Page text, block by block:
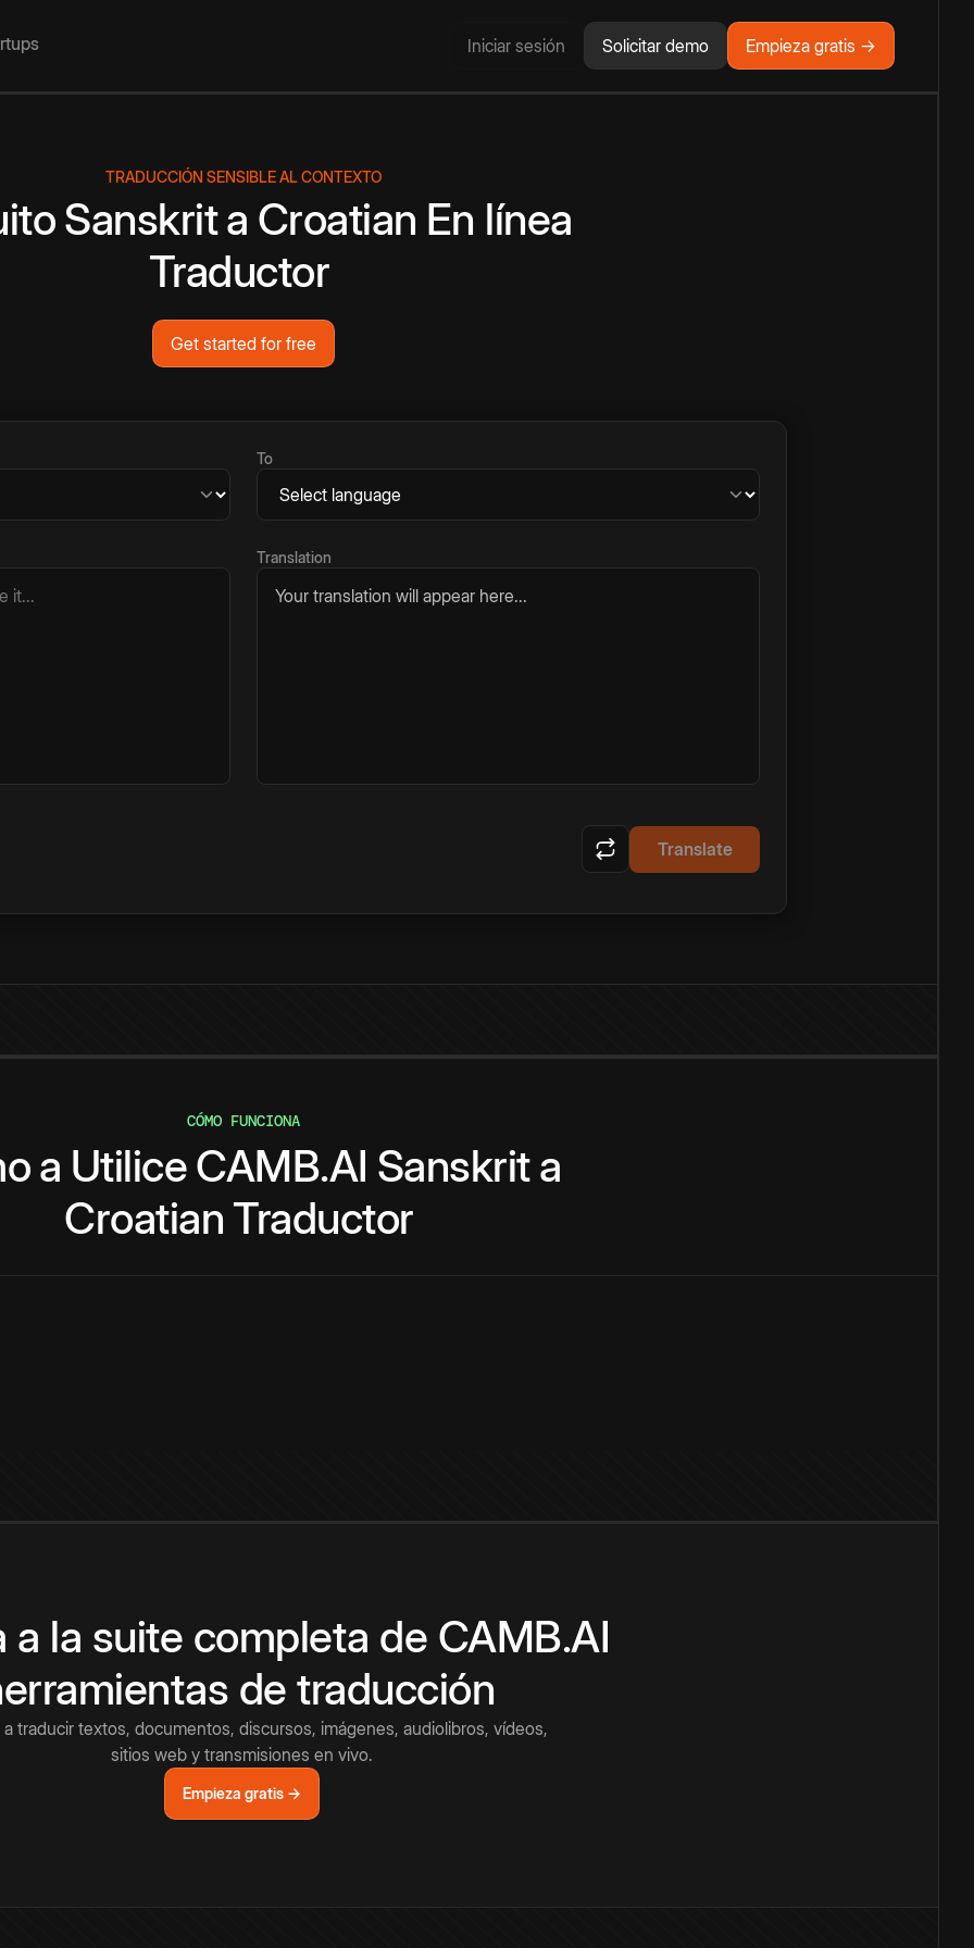
Iniciar sesión Solicitar demo Empieza gratis →
TRADUCCIÓN SENSIBLE AL CONTEXTO
Sanskrita Croatian En línea
Traductor
Get started for free
To
Translation
Your translation will appear here...
Translate
CÓMO FUNCIONA
a UtiliceCAMB.AI Sanskrita
Croatian Traductor
a la suite completa de CAMB.AI
de traducción
a traducir textos, documentos, discursos, imágenes, audiolibros, vídeos,
sitios web y transmisiones en vivo.
Empieza gratis →